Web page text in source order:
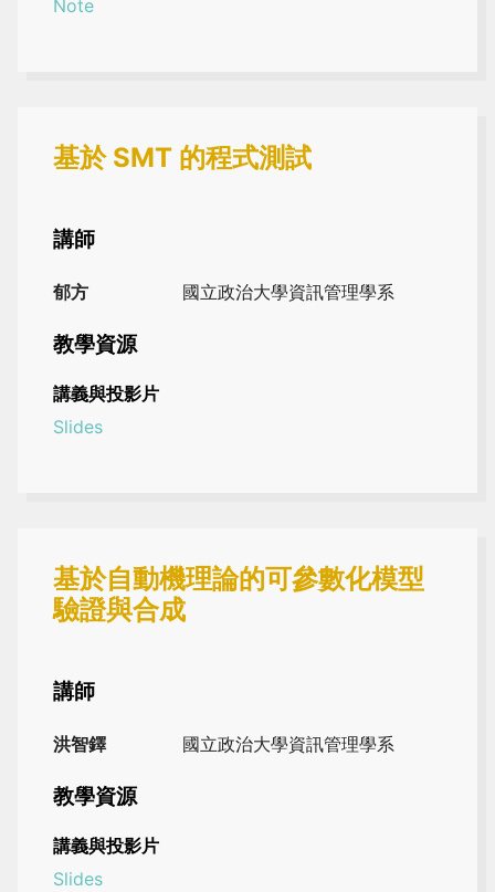
Note
基於 SMT 的程式測試
講師
郁方 國立政治大學資訊管理學系
教學資源
講義與投影片
Slides
基於自動機理論的可參數化模型
驗證與合成
講師
洪智鐸 國立政治大學資訊管理學系
教學資源
講義與投影片
Slides